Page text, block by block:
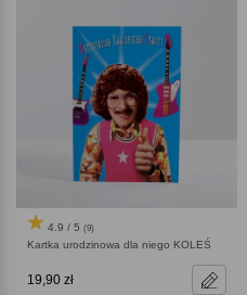
4.9 / 5 (9)
Kartka urodzinowa dla niego KOLEŚ
19,90 zł